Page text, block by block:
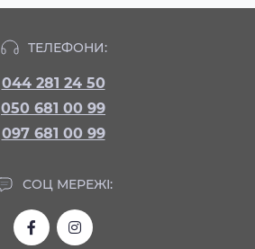
ТЕЛЕФОНИ:
044 281 24 50
050 681 00 99
097 681 00 99
СОЦ МЕРЕЖІ: